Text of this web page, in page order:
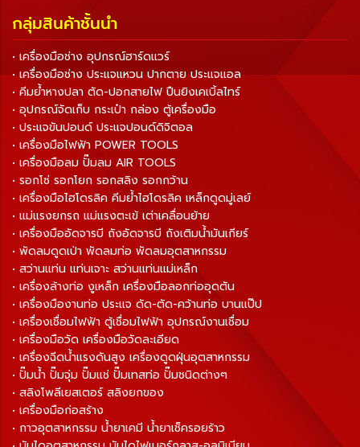
กลุ่มสินค้าชั้นนำ
• เครื่องมือช่าง อุปกรณ์ฮาร์ดแวร์
• เครื่องมือช่าง ประแจแหวน ปากตาย ประแจแอล
• คีมย้ำหางปลา ตัด-ปอกสายไฟ ปืนยิงเคเบิ้ลไทร์
• อุปกรณ์จัดเก็บ กระเป๋า กล่อง ตู้เครื่องมือ
• ประแจขันปอนด์ ประแจปอนด์ดิจิตอล
• เครื่องมือไฟฟ้า POWER TOOLS
• เครื่องมือลม ปั๊มลม AIR TOOLS
• รอกโซ่ รอกโยก รอกสลิง รอกกว้าน
• เครื่องมือไฮโดรลิค คีมย้ำไฮโดรลิค เหล็กดูดมู่เลย์
• แม่แรงยกรถ แม่แรงตะเข้ เต่าเคลื่อนย้าย
• เครื่องมืออัดจารบี ถังอัดจารบี ถังเติมน้ำมันเกียร์
• พัดลมดูดเป่า พัดลมท่อ พัดลมอุตสาหกรรม
• สว่านแท่น แท่นเจาะ สว่านแท่นแม่เหล็ก
• เครื่องล้างท่อ งูเหล็ก เครื่องมือลอกท่ออุดตัน
• เครื่องมืองานท่อ ประแจ ดัด-ตัด-คว้านท่อ บานแป๊ป
• เครื่องเชื่อมไฟฟ้า ตู้เชื่อมไฟฟ้า อุปกรณ์งานเชื่อม
• เครื่องมือวัด เครื่องมือวัดละเอียด
• เครื่องฉีดน้ำแรงดันสูง เครื่องดูดฝุ่นอุตสาหกรรม
• ปั๊มน้ำ ปั๊มจุ่ม ปั๊มแช่ ปั๊มเทสท่อ ปั๊มชนิดต่างๆ
• สลิงโพลีเยสเตอร์ สลิงยกของ
• เครื่องมือก่อสร้าง
• กาวอุตสาหกรรม น้ำยาเคมี น้ำยาเช็ครอยร้าว